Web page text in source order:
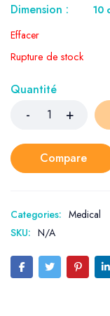
Dimension :
Effacer
Rupture de stock
Quantité
Compare
Categories: Medical
SKU: N/A